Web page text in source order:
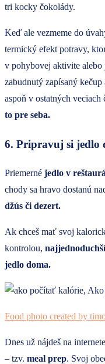
tri kocky čokolády.
Keď ale vezmeme do
termický efekt potravy,
v pohybovej aktivite alebo
zabudnutý zapísaný
aspoň v ostatných
to pre seba.
6. Pripravuj si jedlo
Priemerné jedlo v
chody sa hravo dostanú
džús či dezert.
Ak chceš mať svoj
kontrolou,
jedlo doma.
Food photo created by
Dnes už nájdeš na
– tzv. meal prep. Svoj